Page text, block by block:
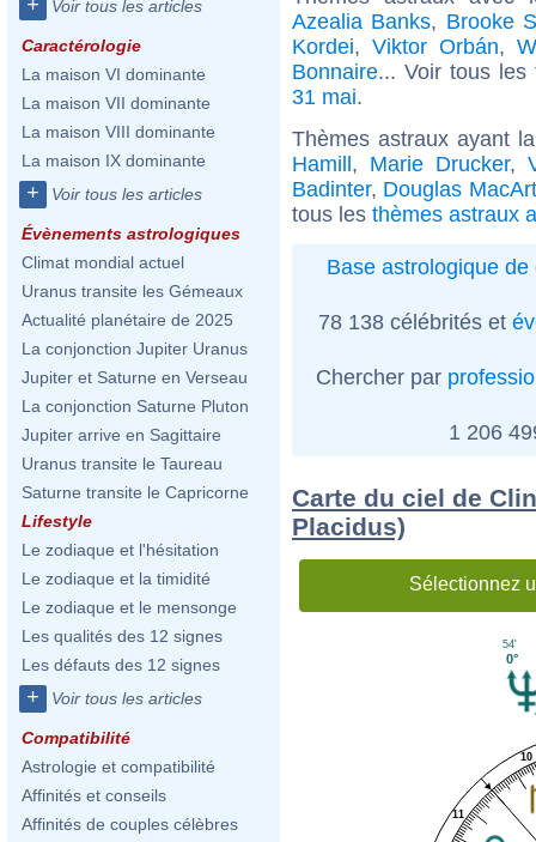
+ Voir tous les articles
Caractérologie
La maison VI dominante
La maison VII dominante
La maison VIII dominante
La maison IX dominante
+ Voir tous les articles
Évènements astrologiques
Climat mondial actuel
Uranus transite les Gémeaux
Actualité planétaire de 2025
La conjonction Jupiter Uranus
Jupiter et Saturne en Verseau
La conjonction Saturne Pluton
Jupiter arrive en Sagittaire
Uranus transite le Taureau
Saturne transite le Capricorne
Lifestyle
Le zodiaque et l'hésitation
Le zodiaque et la timidité
Le zodiaque et le mensonge
Les qualités des 12 signes
Les défauts des 12 signes
+ Voir tous les articles
Compatibilité
Astrologie et compatibilité
Affinités et conseils
Affinités de couples célèbres
Azealia Banks, Brooke
Kordei, Viktor Orbán,
Bonnaire... Voir tous les
31 mai.
Thèmes astraux ayant
Hamill, Marie Drucker,
Badinter, Douglas
tous les thèmes astraux
Base astrologique de
78 138 célébrités et
Chercher par
1 206
Carte du ciel de
Placidus)
Sélectionnez
10
11
0°
54'